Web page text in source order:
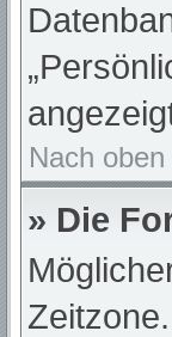
Nach oben
» Die